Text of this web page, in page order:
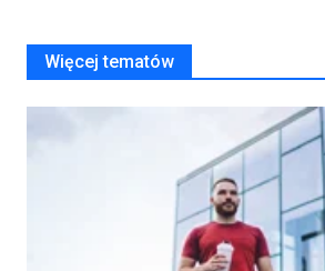
Więcej tematów